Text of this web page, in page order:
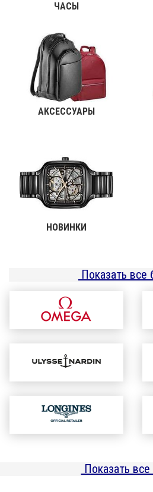
ЧАСЫ
АКСЕССУАРЫ
НОВИНКИ
Показать все
Показать все